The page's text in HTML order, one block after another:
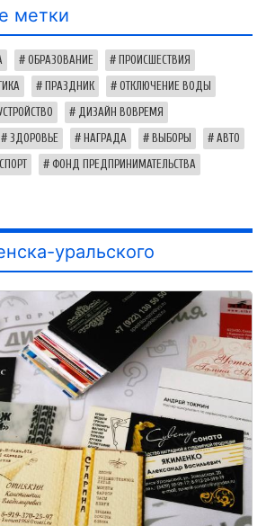
метки
ОБРАЗОВАНИЕ ПРОИСШЕСТВИЯ
ПРАЗДНИК ОТКЛЮЧЕНИЕ ВОДЫ
ДИЗАЙН ВОВРЕМЯ
ЗДОРОВЬЕ НАГРАДА ВЫБОРЫ АВТО
СПОРТ ФОНД ПРЕДПРИНИМАТЕЛЬСТВА
уральского